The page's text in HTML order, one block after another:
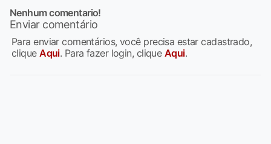
Nenhum comentario!
Enviar comentário
Para enviar comentários, você precisa estar cadastrado,
cliqueAqui. Para fazer login, clique Aqui.